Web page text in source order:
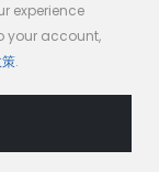
experience
your account,
.